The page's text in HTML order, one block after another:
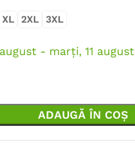
XL 2XL 3XL
- marți, 11 august
ADAUGĂ ÎN COȘ